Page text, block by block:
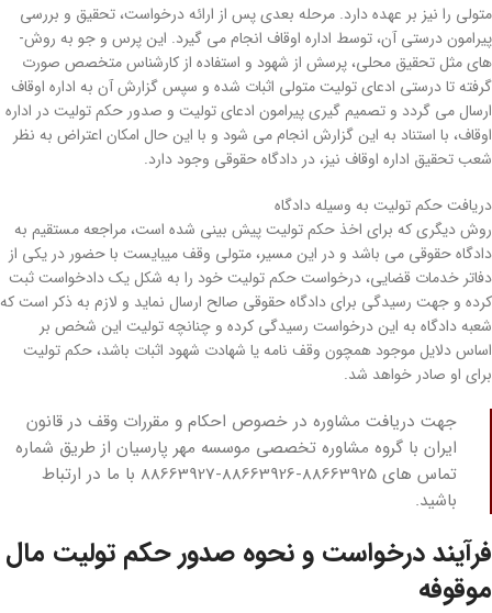
متولی را نیز بر عهده دارد. مرحله بعدی پس از ارائه درخواست، تحقیق و بررسی
پیرامون درستی آن، توسط اداره اوقاف انجام می­ گیرد. این پرس و جو به روش­
های مثل تحقیق محلی، پرسش از شهود و استفاده از کارشناس متخصص صورت
گرفته تا درستی ادعای تولیت متولی اثبات شده و سپس گزارش آن به اداره اوقاف
ارسال می­ گردد و تصمیم­ گیری پیرامون ادعای تولیت و صدور حکم تولیت در اداره
اوقاف، با استناد به این گزارش انجام می ­شود و با این حال امکان اعتراض به نظر
شعب تحقیق اداره اوقاف نیز، در دادگاه حقوقی وجود دارد.
دریافت حکم تولیت به وسیله دادگاه
روش دیگری که برای اخذ حکم تولیت پیش­ بینی شده است، مراجعه مستقیم به
دادگاه حقوقی می ­باشد و در این مسیر، متولی وقف میبایست با حضور در یکی از
دفاتر خدمات قضایی، درخواست حکم تولیت خود را به شکل یک دادخواست ثبت
کرده و جهت رسیدگی برای دادگاه حقوقی صالح ارسال نماید و لازم به ذکر است که
شعبه دادگاه به این درخواست رسیدگی کرده و چنانچه تولیت این شخص بر
اساس دلایل موجود همچون وقف­ نامه یا شهادت شهود اثبات باشد، حکم تولیت
برای او صادر خواهد شد.
جهت دریافت مشاوره در خصوص احکام و مقررات وقف در قانون
ایران با گروه مشاوره تخصصی موسسه مهر پارسیان از طریق شماره
تماس های 88663925-88663926-88663927 با ما در ارتباط
باشید.
فرآیند درخواست و نحوه صدور حکم تولیت مال
موقوفه